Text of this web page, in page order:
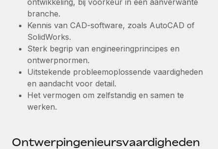
ontwikkeling, bij voorkeur in een aanverwante
branche.
Kennis van CAD-software, zoals AutoCAD of
SolidWorks.
Sterk begrip van engineeringprincipes en
ontwerpnormen.
Uitstekende probleemoplossende vaardigheden
en aandacht voor detail.
Het vermogen om zelfstandig en samen te
werken.
Ontwerpingenieursvaardigheden